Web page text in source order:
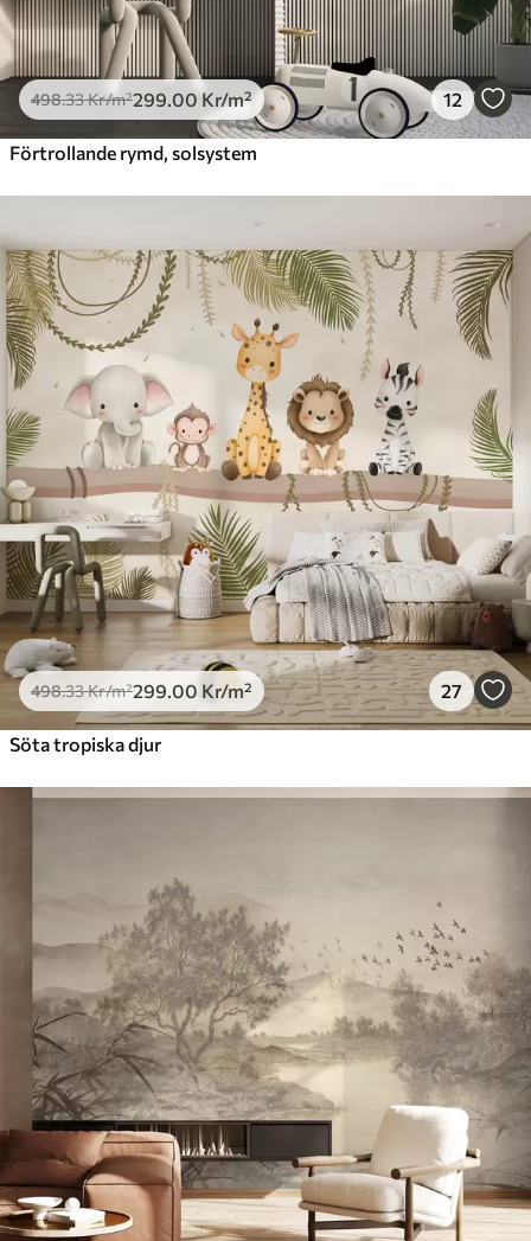
498.33Kr/m²299 .00 Kr/m² 12
Förtrollande rymd, solsystem
498.33Kr/m²299 .00 Kr/m² 27
Söta tropiska djur